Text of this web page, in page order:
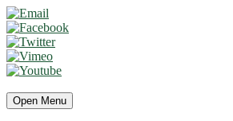
Open Menu